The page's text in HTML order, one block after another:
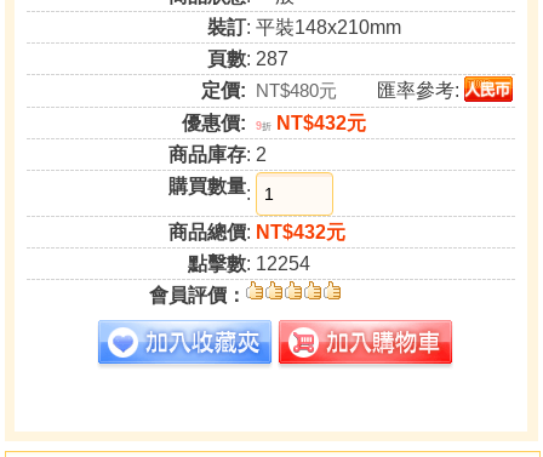
裝訂: 平裝148x210mm
頁數: 287
定價: NT$480元
匯率參考:
優惠價:
9折
NT$432元
商品庫存: 2
購買數量:
商品總價: NT$432元
點擊數: 12254
會員評價：